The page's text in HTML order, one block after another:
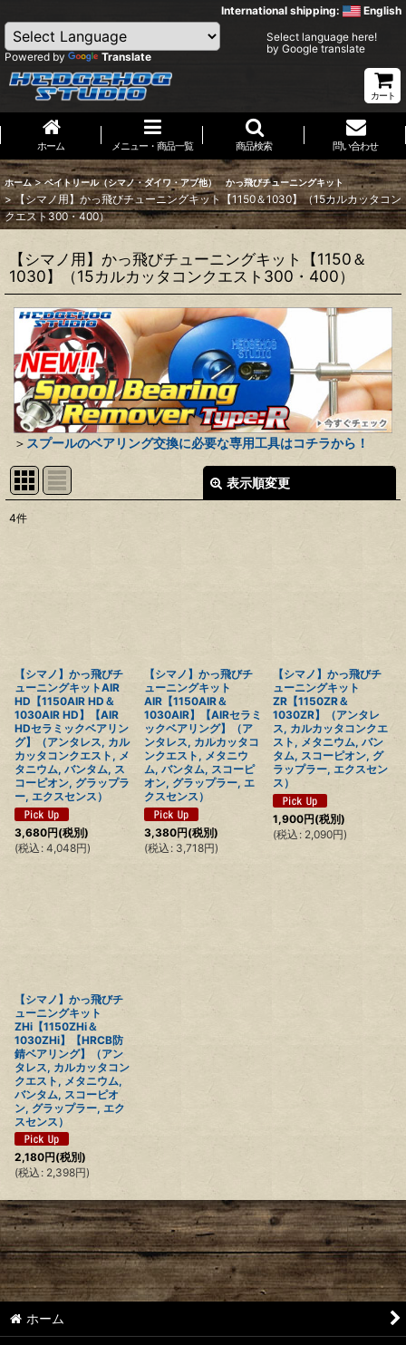
International shipping: English
Powered by Translate
Select language here!
by Google translate
カート
ホーム メニュー・商品一覧 商品検索 問い合わせ
ホーム > ベイトリール（シマノ・ダイワ・アブ他） かっ飛びチューニングキット
> 【シマノ用】かっ飛びチューニングキット【1150＆1030】（15カルカッタコン
クエスト300・400）
【シマノ用】かっ飛びチューニングキット【1150＆
1030】（15カルカッタコンクエスト300・400）
＞ スプールのベアリング交換に必要な専用工具はコチラから！
表示順変更
4件
【シマノ】かっ飛びチ
ューニングキットAIR
HD【1150AIR HD＆
1030AIR HD】【AIR
HDセラミックベアリン
グ】（アンタレス, カル
カッタコンクエスト, メ
タニウム, バンタム, ス
コーピオン, グラップラ
ー, エクスセンス）
3,680円(税別)
(税込 : 4,048円)
【シマノ】かっ飛びチ
ューニングキット
AIR【1150AIR＆
1030AIR】【AIRセラミ
ックベアリング】（ア
ンタレス, カルカッタコ
ンクエスト, メタニウ
ム, バンタム, スコーピ
オン, グラップラー, エ
クスセンス）
3,380円(税別)
(税込 : 3,718円)
【シマノ】かっ飛びチ
ューニングキット
ZR【1150ZR＆
1030ZR】（アンタレ
ス, カルカッタコンクエ
スト, メタニウム, バン
タム, スコーピオン, グ
ラップラー, エクスセン
ス）
1,900円(税別)
(税込 : 2,090円)
【シマノ】かっ飛びチ
ューニングキット
ZHi【1150ZHi＆
1030ZHi】【HRCB防
錆ベアリング】（アン
タレス, カルカッタコン
クエスト, メタニウム,
バンタム, スコーピオ
ン, グラップラー, エク
スセンス）
2,180円(税別)
(税込 : 2,398円)
ホーム